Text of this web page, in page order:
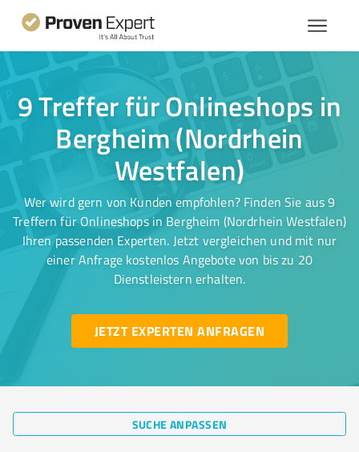
9 Treffer für Onlineshops in
Bergheim (Nordrhein
Westfalen)
Wer wird gern von Kunden empfohlen? Finden Sie aus 9
Treffern für Onlineshops in Bergheim (Nordrhein Westfalen)
Ihren passenden Experten. Jetzt vergleichen und mit nur
einer Anfrage kostenlos Angebote von bis zu 20
Dienstleistern erhalten.
JETZT EXPERTEN ANFRAGEN
SUCHE ANPASSEN